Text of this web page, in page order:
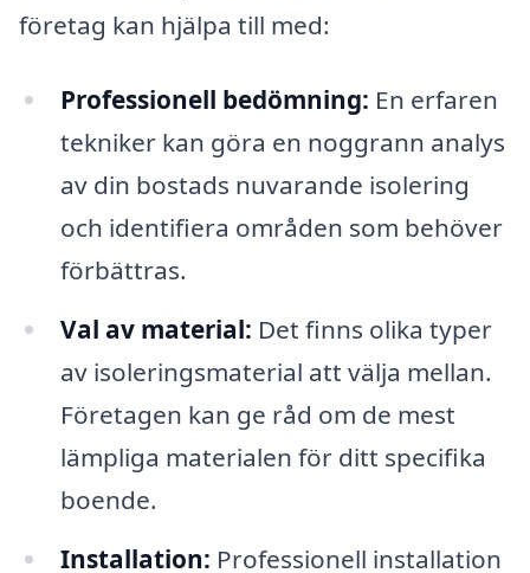
företag kan hjälpa till med:
Professionell bedömning: En erfaren
tekniker kan göra en noggrann analys
av din bostads nuvarande isolering
och identifiera områden som behöver
förbättras.
Val av material: Det finns olika typer
av isoleringsmaterial att välja mellan.
Företagen kan ge råd om de mest
lämpliga materialen för ditt specifika
boende.
Installation: Professionell installation